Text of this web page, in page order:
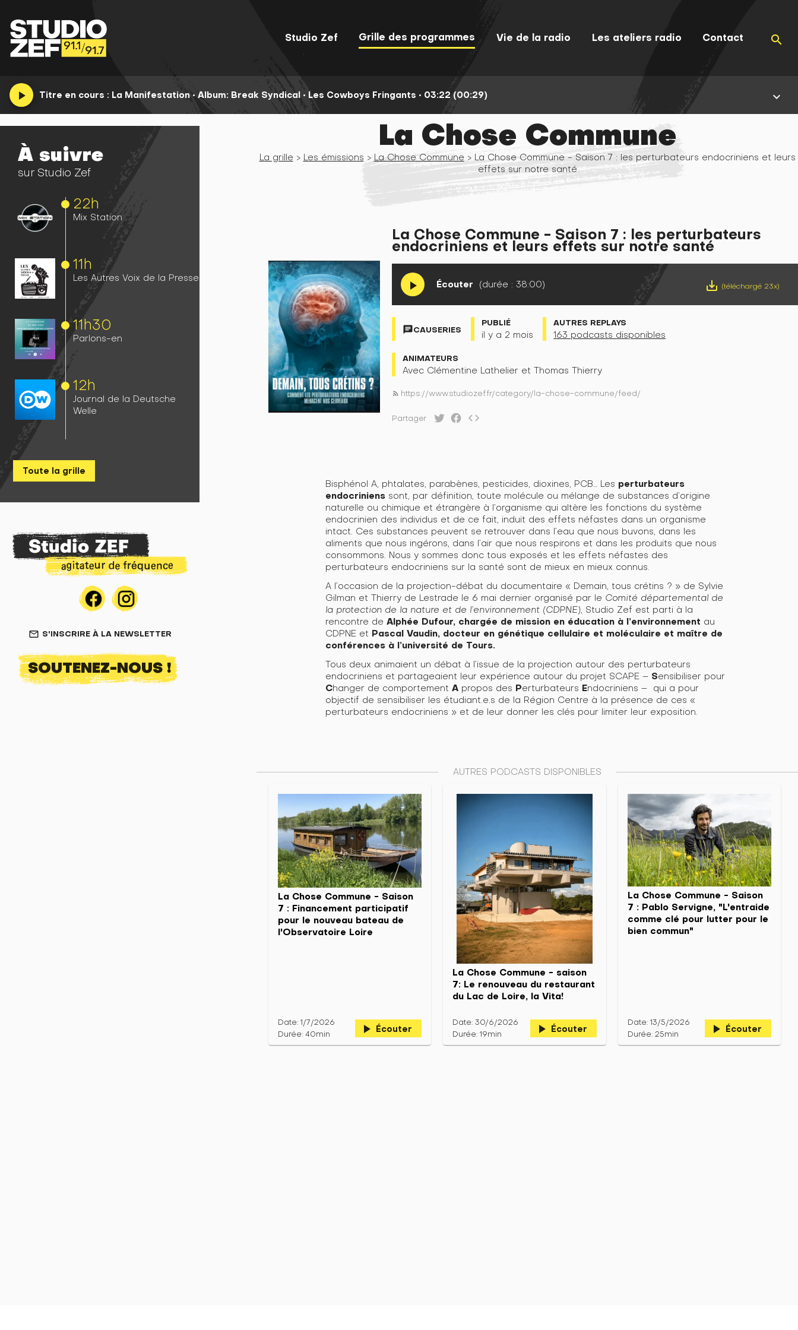
Studio Zef Grille des programmes Vie de la radio Les ateliers radio Contact search
play_arrow Titre en cours : La Manifestation • Album: Break Syndical • Les Cowboys Fringants • 03:22 (00:30) keyboard_arrow_down
À suivre
sur Studio Zef
22h
Mix Station
11h
Les Autres Voix de la Presse
11h30
Parlons-en
12h
Journal de la Deutsche
Welle
Toute la grille
mail_outline S'INSCRIRE À LA NEWSLETTER
SOUTENEZ-NOUS !
La Chose Commune
La grille > Les émissions > La Chose Commune > La Chose Commune - Saison 7 : les perturbateurs endocriniens et leurs
effets sur notre santé
La Chose Commune - Saison 7 : les perturbateurs
endocriniens et leurs effets sur notre santé
play_arrow Écouter (durée : 38:00) save_alt (téléchargé 23x)
chatCAUSERIES
PUBLIÉ
il y a 2 mois
AUTRES REPLAYS
163 podcasts disponibles
ANIMATEURS
Avec Clémentine Lathelier et Thomas Thierry
rss_feed https://www.studiozef.fr/category/la-chose-commune/feed/
Partager code
Bisphénol A, phtalates, parabènes, pesticides, dioxines, PCB… Les perturbateurs
endocriniens sont, par définition, toute molécule ou mélange de substances d’origine
naturelle ou chimique et étrangère à l’organisme qui altère les fonctions du système
endocrinien des individus et de ce fait, induit des effets néfastes dans un organisme
intact. Ces substances peuvent se retrouver dans l’eau que nous buvons, dans les
aliments que nous ingérons, dans l’air que nous respirons et dans les produits que nous
consommons. Nous y sommes donc tous exposés et les effets néfastes des
perturbateurs endocriniens sur la santé sont de mieux en mieux connus.
A l’occasion de la projection-débat du documentaire « Demain, tous crétins ? » de Sylvie
Gilman et Thierry de Lestrade le 6 mai dernier organisé par le Comité départemental de
la protection de la nature et de l’environnement (CDPNE), Studio Zef est parti à la
rencontre de Alphée Dufour, chargée de mission en éducation à l’environnement au
CDPNE et Pascal Vaudin, docteur en génétique cellulaire et moléculaire et maître de
conférences à l’université de Tours.
Tous deux animaient un débat à l’issue de la projection autour des perturbateurs
endocriniens et partageaient leur expérience autour du projet SCAPE – Sensibiliser pour
Changer de comportement A propos des Perturbateurs Endocriniens – qui a pour
objectif de sensibiliser les étudiant.e.s de la Région Centre à la présence de ces «
perturbateurs endocriniens » et de leur donner les clés pour limiter leur exposition.
AUTRES PODCASTS DISPONIBLES
La Chose Commune - Saison
7 : Financement participatif
pour le nouveau bateau de
l'Observatoire Loire
Date: 1/7/2026
Durée: 40min
play_arrow Écouter
La Chose Commune - saison
7: Le renouveau du restaurant
du Lac de Loire, la Vita!
Date: 30/6/2026
Durée: 19min
play_arrow Écouter
La Chose Commune - Saison
7 : Pablo Servigne, "L'entraide
comme clé pour lutter pour le
bien commun"
Date: 13/5/2026
Durée: 25min
play_arrow Écouter